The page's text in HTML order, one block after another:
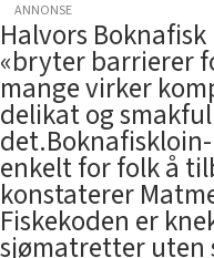
ANNONSE
Halvors
«bryter barrierer
mange virker
delikat og
enkelt for folk å
konstaterer
Fiskekoden er
sjømatretter uten